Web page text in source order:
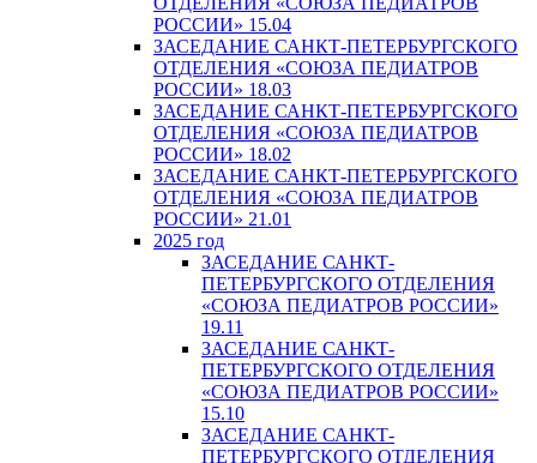
РОССИИ» 15.04
ЗАСЕДАНИЕ САНКТ-ПЕТЕРБУРГСКОГО
ОТДЕЛЕНИЯ «СОЮЗА ПЕДИАТРОВ
РОССИИ» 18.03
ЗАСЕДАНИЕ САНКТ-ПЕТЕРБУРГСКОГО
ОТДЕЛЕНИЯ «СОЮЗА ПЕДИАТРОВ
РОССИИ» 18.02
ЗАСЕДАНИЕ САНКТ-ПЕТЕРБУРГСКОГО
ОТДЕЛЕНИЯ «СОЮЗА ПЕДИАТРОВ
РОССИИ» 21.01
2025 год
ЗАСЕДАНИЕ САНКТ-
ПЕТЕРБУРГСКОГО ОТДЕЛЕНИЯ
«СОЮЗА ПЕДИАТРОВ РОССИИ»
19.11
ЗАСЕДАНИЕ САНКТ-
ПЕТЕРБУРГСКОГО ОТДЕЛЕНИЯ
«СОЮЗА ПЕДИАТРОВ РОССИИ»
15.10
ЗАСЕДАНИЕ САНКТ-
ПЕТЕРБУРГСКОГО ОТДЕЛЕНИЯ